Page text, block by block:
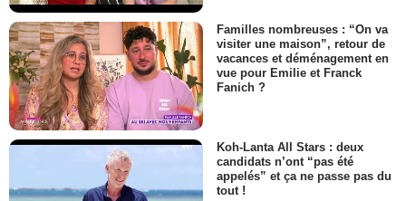
Familles nombreuses : “On va
visiter une maison”, retour de
vacances et déménagement en
vue pour Emilie et Franck
Fanich ?
Koh-Lanta All Stars : deux
candidats n’ont “pas été
appelés” et ça ne passe pas du
tout !